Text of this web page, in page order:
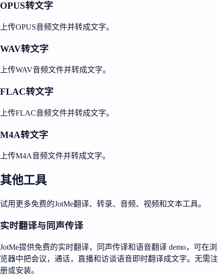
OPUS转文字
上传OPUS音频文件并转成文字。
WAV转文字
上传WAV音频文件并转成文字。
FLAC转文字
上传FLAC音频文件并转成文字。
M4A转文字
上传M4A音频文件并转成文字。
其他工具
试用更多免费的JotMe翻译、转录、音频、视频和文本工具。
实时翻译与同声传译
JotMe提供免费的实时翻译，同声传译和语音翻译 demo，可在浏
览器中把会议，通话，直播和访谈语音即时翻译成文字。无需注
册或安装。